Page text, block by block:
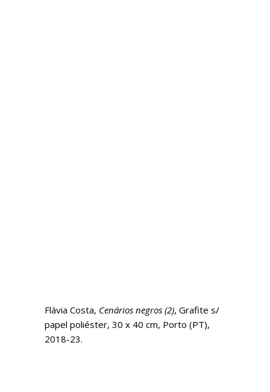
Flávia Costa, Cenários negros (2), Grafite s/
papel poliéster, 30 x 40 cm, Porto (PT),
2018-23.